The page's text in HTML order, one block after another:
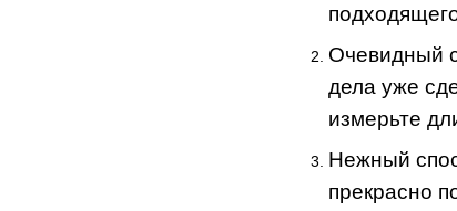
Очевидный
дела уже
измерьте
Нежный
прекрасно